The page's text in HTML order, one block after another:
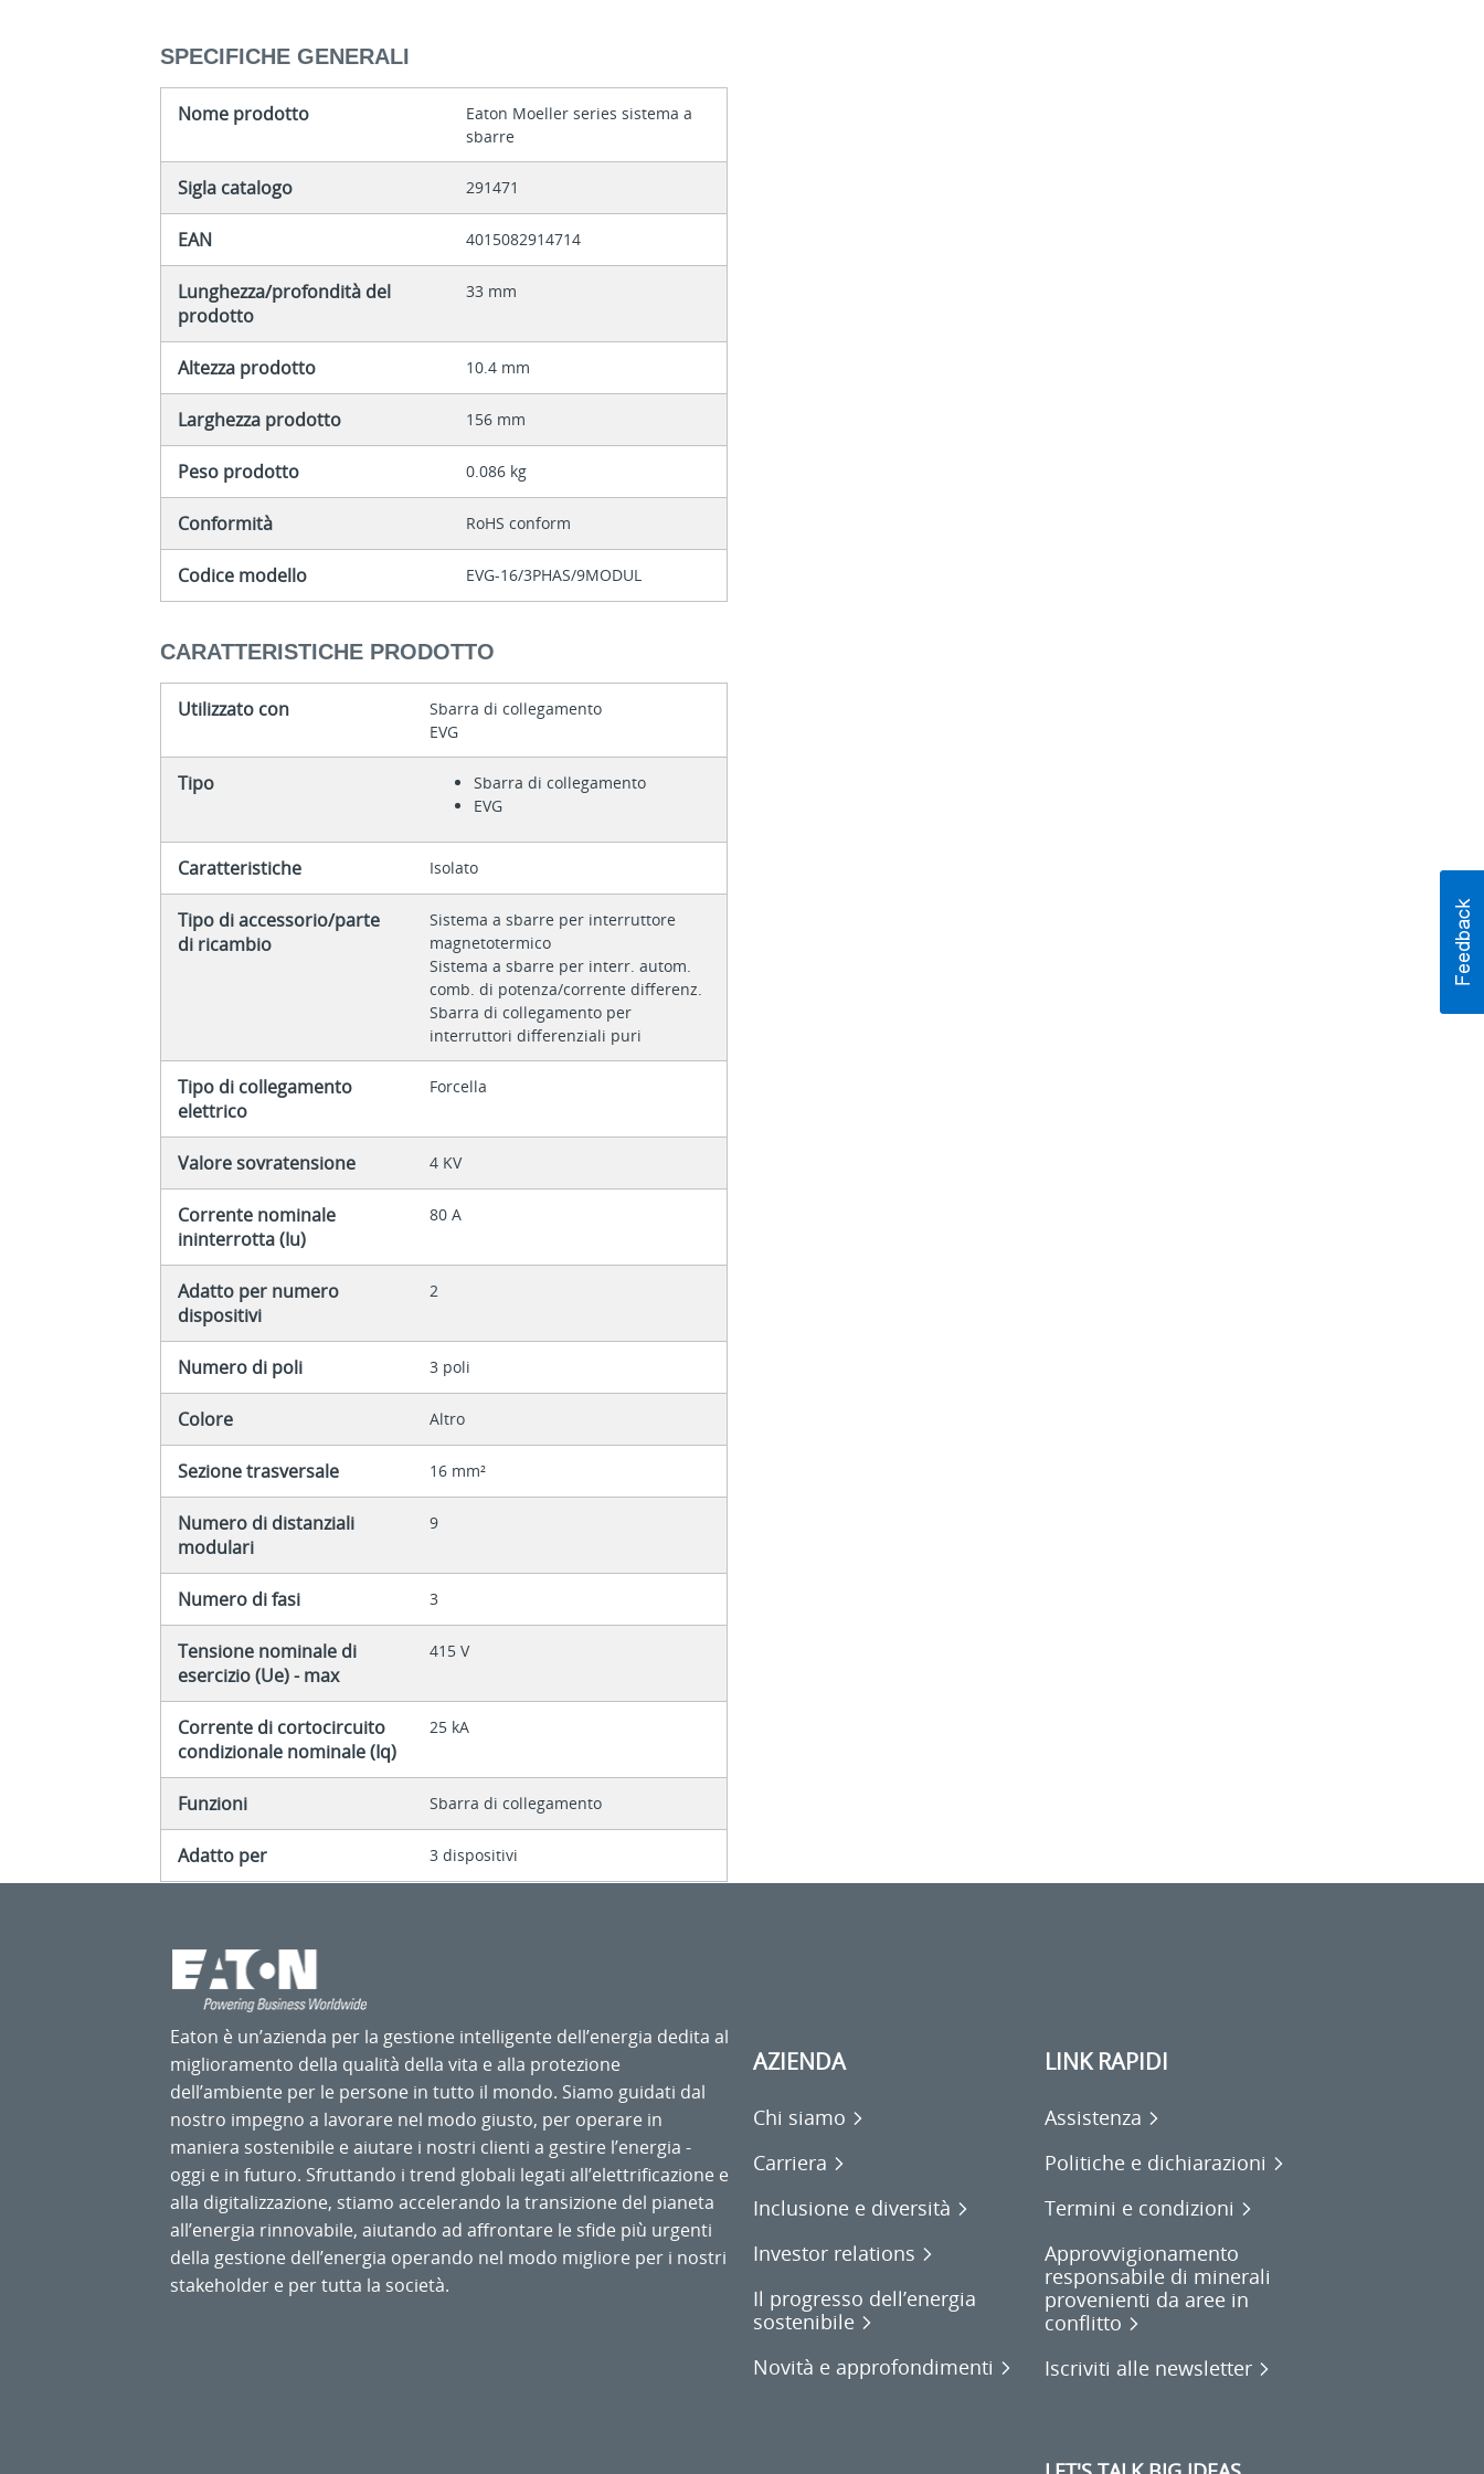
SPECIFICHE GENERALI
Nome prodotto
Eaton Moeller series sistema a
sbarre
Sigla catalogo 291471
EAN 4015082914714
Lunghezza/profondità del
prodotto
33 mm
Altezza prodotto 10.4 mm
Larghezza prodotto 156 mm
Peso prodotto 0.086 kg
Conformità RoHS conform
Codice modello EVG-16/3PHAS/9MODUL
CARATTERISTICHE PRODOTTO
Utilizzato con
Sbarra di collegamento
EVG
Tipo
Sbarra di collegamento
EVG
Caratteristiche Isolato
Tipo di accessorio/parte
di ricambio
Sistema a sbarre per interruttore
magnetotermico
Sistema a sbarre per interr. autom.
comb. di potenza/corrente differenz.
Sbarra di collegamento per
interruttori differenziali puri
Tipo di collegamento
elettrico
Forcella
Valore sovratensione 4 KV
Corrente nominale
ininterrotta (Iu)
80 A
Adatto per numero
dispositivi
2
Numero di poli 3 poli
Colore Altro
Sezione trasversale 16 mm²
Numero di distanziali
modulari
9
Numero di fasi 3
Tensione nominale di
esercizio (Ue) - max
415 V
Corrente di cortocircuito
condizionale nominale (Iq)
25 kA
Funzioni Sbarra di collegamento
Adatto per 3 dispositivi
Eaton è un’azienda per la gestione intelligente dell’energia dedita al
miglioramento della qualità della vita e alla protezione
dell’ambiente per le persone in tutto il mondo. Siamo guidati dal
nostro impegno a lavorare nel modo giusto, per operare in
maniera sostenibile e aiutare i nostri clienti a gestire l’energia -
oggi e in futuro. Sfruttando i trend globali legati all’elettrificazione e
alla digitalizzazione, stiamo accelerando la transizione del pianeta
all’energia rinnovabile, aiutando ad affrontare le sfide più urgenti
della gestione dell’energia operando nel modo migliore per i nostri
stakeholder e per tutta la società.
AZIENDA
Chi siamo
Carriera
Inclusione e diversità
Investor relations
Il progresso dell’energia
sostenibile
Novità e approfondimenti
LINK RAPIDI
Assistenza
Politiche e dichiarazioni
Termini e condizioni
Approvvigionamento
responsabile di minerali
provenienti da aree in
conflitto
Iscriviti alle newsletter